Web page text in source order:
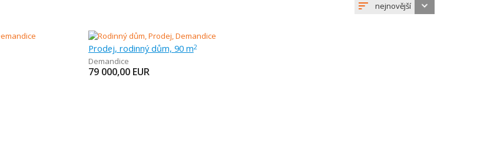
nejnovější
Prodej, rodinný dům, 90 m2
Demandice
79 000,00 EUR